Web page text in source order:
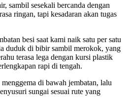
sambil sesekali bercanda dengan
ringan, tapi kesadaran akan tugas
besi saat kami naik satu per satu
duduk di bibir sambil merokok, yang
terasa lega dengan kursi plastik
rapi di tengah.
di bawah jembatan, lalu
sungai sesuai rute yang